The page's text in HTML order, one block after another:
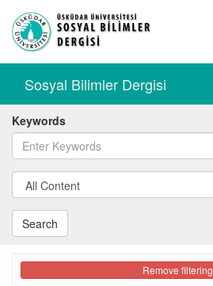
Sosyal Bilimler Dergisi
Keywords
Search
Remove filtering